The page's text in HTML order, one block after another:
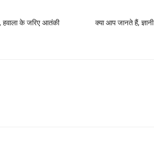
हवाला के जरिए आतंकी
क्या आप जानते हैं,